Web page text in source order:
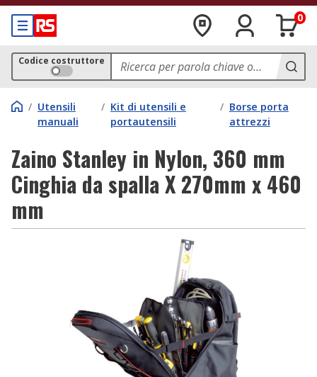
0
Codice costruttore
/ Utensili
manuali
/ Kit di utensili e
portautensili
/ Borse porta
attrezzi
Zaino Stanley in Nylon, 360 mm
Cinghia da spalla X 270mm x 460
mm